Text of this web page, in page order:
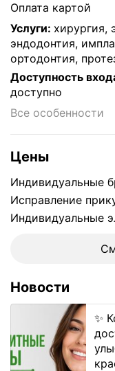
Оплата картой
Услуги: хирургия,
эндодонтия,
ортодонтия,
френулопластика,
отбеливание,
лечение дёсен,
томография,
периодонтита,
зубов,
стоматология,
кинезиология
Доступность
доступно
Все особенности
Цены
Индивидуальные
Исправление
Индивидуальные
Новости
✨
улыбке